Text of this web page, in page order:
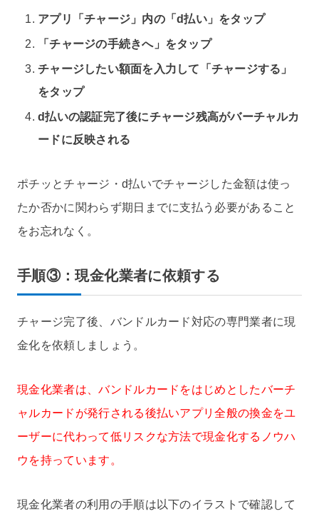
アプリ「チャージ」内の「d払い」をタップ
「チャージの手続きへ」をタップ
チャージしたい額面を入力して「チャージする」
をタップ
d払いの認証完了後にチャージ残高がバーチャルカ
ードに反映される
ポチッとチャージ・d払いでチャージした金額は使っ
たか否かに関わらず期日までに支払う必要があること
をお忘れなく。
手順③：現金化業者に依頼する
チャージ完了後、バンドルカード対応の専門業者に現
金化を依頼しましょう。
現金化業者は、バンドルカードをはじめとしたバーチ
ャルカードが発行される後払いアプリ全般の換金をユ
ーザーに代わって低リスクな方法で現金化するノウハ
ウを持っています。
現金化業者の利用の手順は以下のイラストで確認して